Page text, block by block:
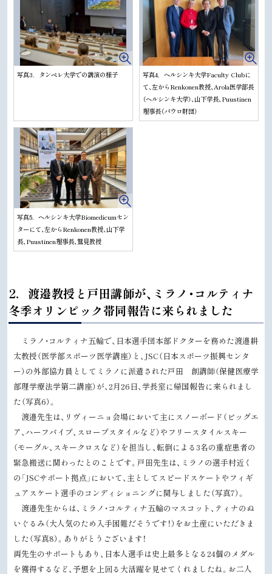
写真3．タンペレ大学での講演の様子
写真4．ヘルシンキ大学Faculty Clubに
て、左からRenkonen教授、Arola医学部長
（ヘルシンキ大学）、山下学長、Puustinen
理事長（パウロ財団）
写真5．ヘルシンキ大学Biomedicumセン
ターにて、左からRenkonen教授、山下学
長、Puustinen理事長、鷲見教授
ッ
プ
る
2．渡邉教授と戸田講師が、ミラノ・コルティナ
冬季オリンピック帯同報告に来られました
ミラノ・コルティナ五輪で、日本選手団本部ドクターを務めた渡邉耕
太教授（医学部スポーツ医学講座）と、JSC（日本スポーツ振興センタ
ー）の外部協力員としてミラノに派遣された戸田 創講師（保健医療学
部理学療法学第二講座）が、2月26日、学長室に帰国報告に来られまし
た（写真6）。
渡邉先生は、リヴィーニョ会場において主にスノーボード（ビッグエ
ア、ハーフパイプ、スロープスタイルなど）やフリースタイルスキー
（モーグル、スキークロスなど）を担当し、転倒による3名の重症患者の
緊急搬送に関わったとのことです。戸田先生は、ミラノの選手村近く
の「JSCサポート拠点」において、主としてスピードスケートやフィギ
ュアスケート選手のコンディショニングに関与しました（写真7）。
渡邉先生からは、ミラノ・コルティナ五輪のマスコット、ティナのぬ
いぐるみ（大人気のため入手困難だそうです！）をお土産にいただきま
した（写真8）。ありがとうございます！
両先生のサポートもあり、日本人選手は史上最多となる24個のメダル
を獲得するなど、予想を上回る大活躍を見せてくれましたね。お二人